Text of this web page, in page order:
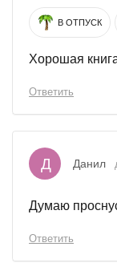
В ОТПУСК
Хорошая
Ответить
Д Данил
Думаю
Ответить